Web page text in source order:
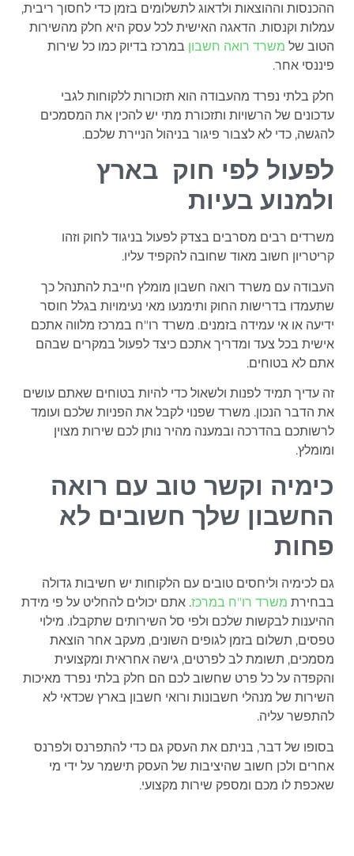
ההכנסות וההוצאות ולדאוג לתשלומים בזמן כדי לחסוך ריבית,
עמלות וקנסות. הדאגה האישית לכל עסק היא חלק מהשירות
הטוב של משרד רואה חשבון במרכז בדיוק כמו כל שירות
פיננסי אחר.
חלק בלתי נפרד מהעבודה הוא תזכורות ללקוחות לגבי
עדכונים של הרשויות ותזכורת מתי יש להכין את המסמכים
להגשה, כדי לא לצבור פיגור בניהול הניירת שלכם.
לפעול לפי חוק בארץ
ולמנוע בעיות
משרדים רבים מסרבים בצדק לפעול בניגוד לחוק וזהו
קריטריון חשוב מאוד שחובה להקפיד עליו.
העבודה עם משרד רואה חשבון מומלץ חייבת להתנהל כך
שתעמדו בדרישות החוק ותימנעו מאי נעימויות בגלל חוסר
ידיעה או אי עמידה בזמנים. משרד רו"ח במרכז מלווה אתכם
אישית בכל צעד ומדריך אתכם כיצד לפעול במקרים שבהם
אתם לא בטוחים.
זה עדיך תמיד לפנות ולשאול כדי להיות בטוחים שאתם עושים
את הדבר הנכון. משרד שפנוי לקבל את הפניות שלכם ועומד
לרשותכם בהדרכה ובמענה מהיר נותן לכם שירות מצוין
ומומלץ.
כימיה וקשר טוב עם רואה
החשבון שלך חשובים לא
פחות
גם לכימיה וליחסים טובים עם הלקוחות יש חשיבות גדולה
בבחירת משרד רו"ח במרכז. אתם יכולים להחליט על פי מידת
ההיענות לבקשות שלכם ולפי סל השירותים שתקבלו. מילוי
טפסים, תשלום בזמן לגופים השונים, מעקב אחר הוצאת
מסמכים, תשומת לב לפרטים, גישה אחראית ומקצועית
והקפדה על כל פרט שחשוב לכם הם חלק בלתי נפרד מאיכות
השירות של מנהלי חשבונות ורואי חשבון בארץ שכדאי לא
להתפשר עליה.
בסופו של דבר, בניתם את העסק גם כדי להתפרנס ולפרנס
אחרים ולכן חשוב שהיציבות של העסק תישמר על ידי מי
שאכפת לו מכם ומספק שירות מקצועי.